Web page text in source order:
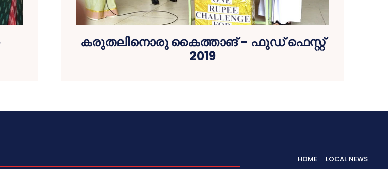
കരുതലിനൊരു കൈത്താങ് – ഫുഡ് ഫെസ്റ്റ്
2019
HOME
LOCAL NEWS